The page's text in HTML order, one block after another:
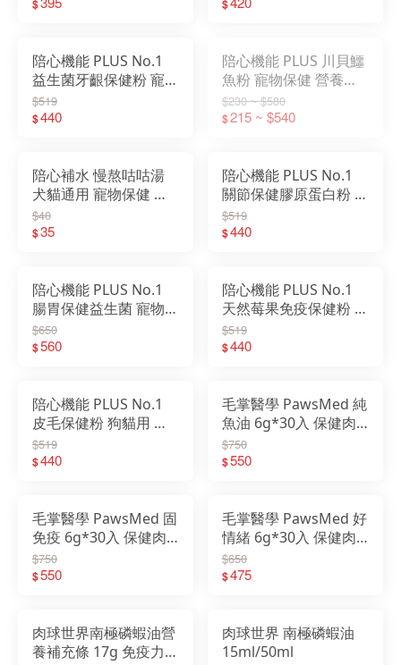
陪心機能 PLUS No.1
益生菌牙齦保健粉 寵物
保健粉 盒裝
$519
$440
陪心機能 PLUS 川貝鱷
魚粉 寵物保健 營養品
35g/100g
$230 ~ $580
$215 ~ $540
陪心補水 慢熬咕咕湯
犬貓通用 寵物保健 貓
補水 狗雞湯 貓雞湯
60ml
$40
$35
陪心機能 PLUS No.1
關節保健膠原蛋白粉 寵
物保健粉 盒裝
$519
$440
陪心機能 PLUS No.1
腸胃保健益生菌 寵物保
健粉 盒裝
$650
$560
陪心機能 PLUS No.1
天然莓果免疫保健粉 寵
物保健粉 盒裝
$519
$440
陪心機能 PLUS No.1
皮毛保健粉 狗貓用 寵
物保健粉 盒裝
$519
$440
毛掌醫學 PawsMed 純
魚油 6g*30入 保健肉
泥 寵物肉泥
$750
$550
毛掌醫學 PawsMed 固
免疫 6g*30入 保健肉
泥 寵物肉泥
$750
$550
毛掌醫學 PawsMed 好
情緒 6g*30入 保健肉
泥 寵物肉泥
$650
$475
肉球世界南極磷蝦油營
養補充條 17g 免疫力/
肉球世界 南極磷蝦油
15ml/50ml